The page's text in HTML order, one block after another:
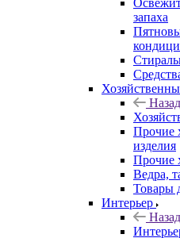
запаха
Назад
Прочие
изделия
Прочие
Ведра,
Товары
Интерьер
Назад